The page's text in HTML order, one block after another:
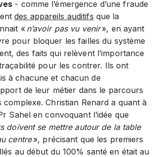
- comme l’émergence d’une fraude
des appareils auditifs que la
« n’avoir pas vu venir», en ayant
pour bloquer les failles du système
des faits qui relèvent l’importance
pour les contrer. Ils ont
à chacune et chacun de
de leur métier dans le parcours
complexe. Christian Renard a quant à
Sahel en convoquant l’idée que
doivent se mettre autour de la table
centre», précisant que les premiers
au début du 100% santé en était au